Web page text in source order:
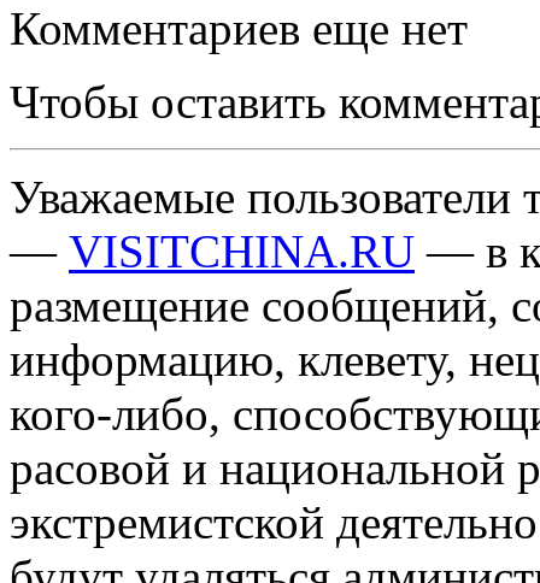
Комментариев еще нет
Чтобы оставить
Уважаемые пользователи
— VISITCHINA.RU — в
размещение сообщений,
информацию, клевету,
кого-либо,
расовой и национальной
экстремистской